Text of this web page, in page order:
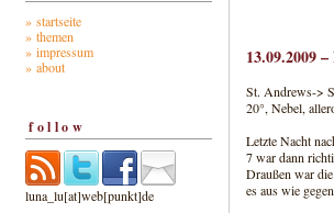
» startseite
» themen
» impressum
» about
follow
luna_lu[at]web[punkt]de
13.09.2009
St. Andrews->
20°, Nebel,
Letzte Nacht
7 war dann
Draußen war
es aus wie